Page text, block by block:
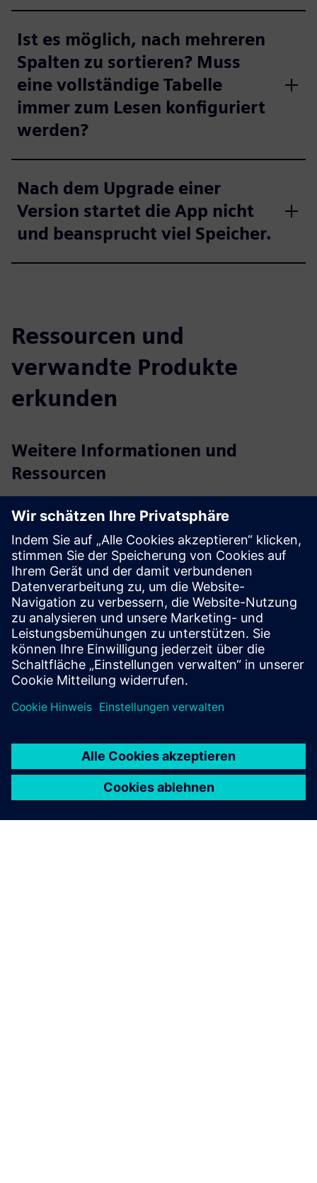
Ist es möglich, nach mehreren
Spalten zu sortieren? Muss
eine vollständige Tabelle
immer zum Lesen konfiguriert
werden?
Nach dem Upgrade einer
Version startet die App nicht
und beansprucht viel Speicher.
Ressourcen und
verwandte Produkte
erkunden
Weitere Informationen und
Ressourcen
Benutzerhandbuch//Technische Dokumentation
Weitere Informationen
Versionshinweise
Voraussetzungen
Industrial Edge Hub Access
Common Configurator (notwendig, um Konnektoren zu
konfigurieren)